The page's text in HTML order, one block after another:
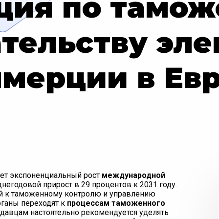
по
в
экспоненциальный рост международной
прирост в 29 процентов к 2031 году.
к таможенному контролю и управлению
переходят к процессам таможенного
настоятельно рекомендуется уделять